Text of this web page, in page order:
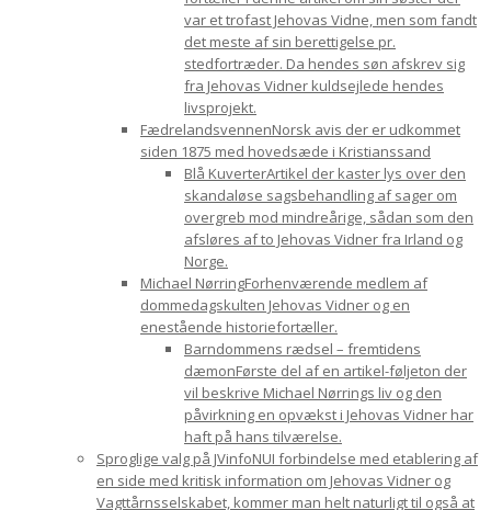
var et trofast Jehovas Vidne, men som fandt
det meste af sin berettigelse pr.
stedfortræder. Da hendes søn afskrev sig
fra Jehovas Vidner kuldsejlede hendes
livsprojekt.
FædrelandsvennenNorsk avis der er udkommet
siden 1875 med hovedsæde i Kristianssand
Blå KuverterArtikel der kaster lys over den
skandaløse sagsbehandling af sager om
overgreb mod mindreårige, sådan som den
afsløres af to Jehovas Vidner fra Irland og
Norge.
Michael NørringForhenværende medlem af
dommedagskulten Jehovas Vidner og en
enestående historiefortæller.
Barndommens rædsel – fremtidens
dæmonFørste del af en artikel-føljeton der
vil beskrive Michael Nørrings liv og den
påvirkning en opvækst i Jehovas Vidner har
haft på hans tilværelse.
Sproglige valg på JVinfoNUI forbindelse med etablering af
en side med kritisk information om Jehovas Vidner og
Vagttårnsselskabet, kommer man helt naturligt til også at